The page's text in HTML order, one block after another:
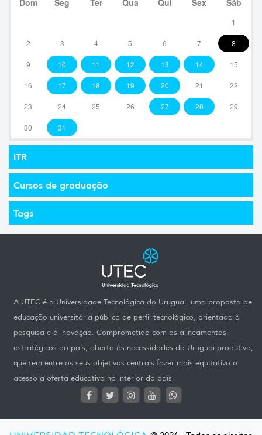
1
2 3 4 5 6 7 8
9 10 11 12 13 14 15
16 17 18 19 20 21 22
23 24 25 26 27 28 29
30 31
ITR
Cursos de graduação
Tags
A UTEC é a Universidade Tecnológica do Uruguai, uma proposta de
educação universitária pública de perfil tecnológico, orientada à
pesquisa e à inovação. Comprometida com os alineamentos
estratégicos do país, aberta às necessidades do Uruguai produtivo,
que tem entre os seus objetivos centrais fazer mais equitativo o
acesso à oferta educativa no interior do país.